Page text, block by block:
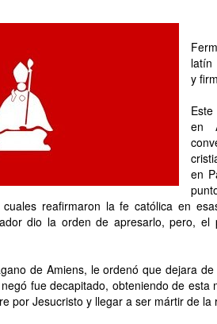
latín
y
en
en
reafirmaron la fe católica en
dio la orden de apresarlo, pero,
de Amiens, le ordenó que dejara
fue decapitado, obteniendo de esta
por Jesucristo y llegar a ser mártir de la